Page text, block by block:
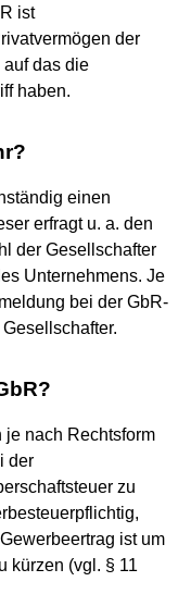
ist
der
auf das die
haben.
einen
erfragt u. a. den
der Gesellschafter
Unternehmens. Je
bei der GbR-
nach Rechtsform
der
zu
ist um
kürzen (vgl. § 11